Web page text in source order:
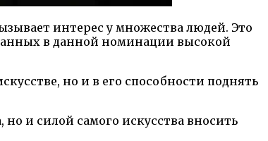
интерес у множества людей. Это
в данной номинации высокой
но и в его способности поднять
и силой самого искусства вносить